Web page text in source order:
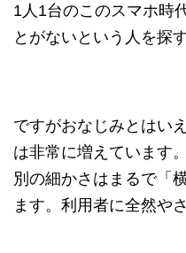
1人1台のこのスマホ時
とがないという人を探
ですがおなじみとはい
は非常に増えています
別の細かさはまるで「
ます。利用者に全然や